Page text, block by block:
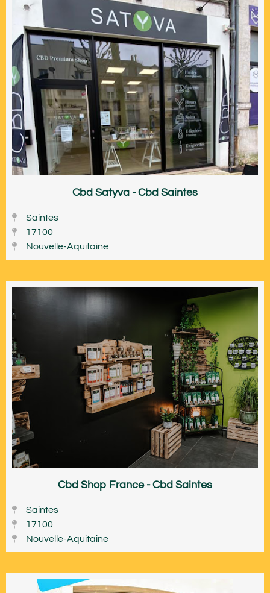
Cbd Satyva - Cbd Saintes
Saintes
17100
Nouvelle-Aquitaine
Cbd Shop France - Cbd Saintes
Saintes
17100
Nouvelle-Aquitaine